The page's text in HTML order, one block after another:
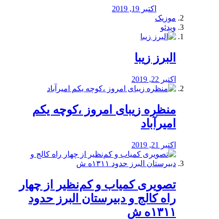
اکتبر 19, 2019
موزیک
ویدئو
البرز زیبا
اکتبر 22, 2019
منظره‌‌ زیبای امروز ،کوچه یکم
امیرآباد
اکتبر 21, 2019
️تصویری کمیاب و کم‌نظیر از چهار
راه كالج و دبيرستان البرز حدود
۱۳۱۱ه ش